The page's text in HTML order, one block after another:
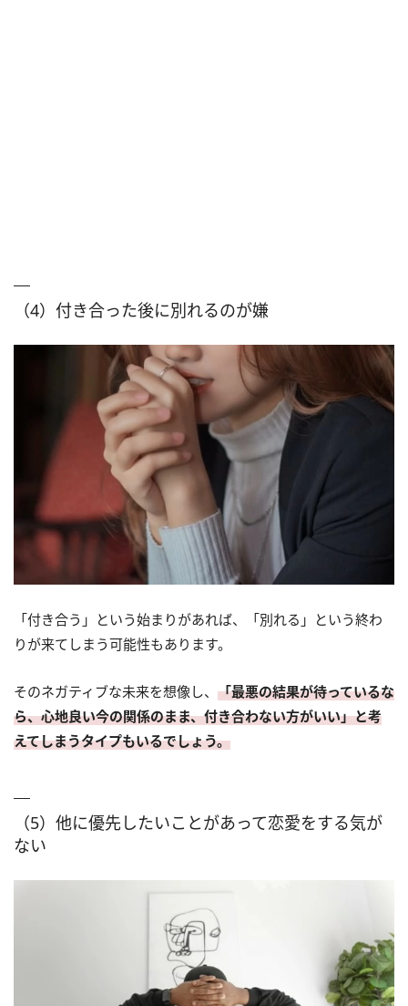
（4）付き合った後に別れるのが嫌
「付き合う」という始まりがあれば、「別れる」という終わ
りが来てしまう可能性もあります。
そのネガティブな未来を想像し、 「最悪の結果が待っているな
ら、心地良い今の関係のまま、付き合わない方がいい」と考
えてしまうタイプもいるでしょう。
（5）他に優先したいことがあって恋愛をする気が
ない